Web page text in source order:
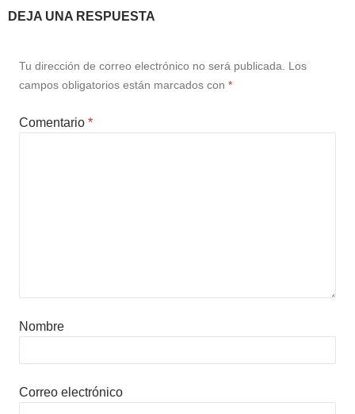
DEJA UNA RESPUESTA
Tu dirección de correo electrónico no será publicada. Los
campos obligatorios están marcados con *
Comentario *
Nombre
Correo electrónico